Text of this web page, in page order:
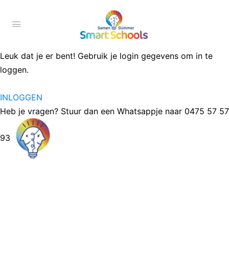
Leuk dat je er bent! Gebruik je login gegevens om in te
loggen.
INLOGGEN
Heb je vragen? Stuur dan een Whatsappje naar 0475 57 57
93